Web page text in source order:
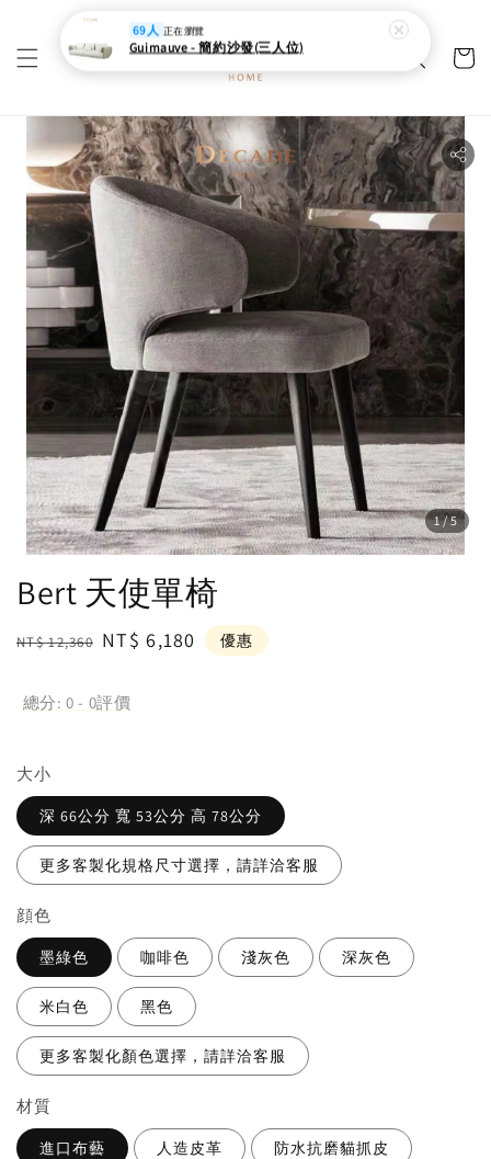
1/5
Bert 天使單椅
Regular
NT$ 12,360 Sale
NT$ 6,180 優惠
總分:0 - 0評價
大小
深 66公分 寬 53公分 高 78公分
更多客製化規格尺寸選擇，請詳洽客服
顔色
墨綠色 咖啡色 淺灰色 深灰色
米白色 黑色
更多客製化顏色選擇，請詳洽客服
材質
進口布藝 人造皮革 防水抗磨貓抓皮
69人 正在瀏覽
Guimauve - 簡約沙發(三人位)